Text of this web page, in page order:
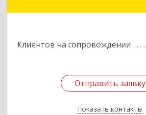
Клиентов на сопровождении
Отправить заявку
Показать контакты
Отправить заявку
Назад